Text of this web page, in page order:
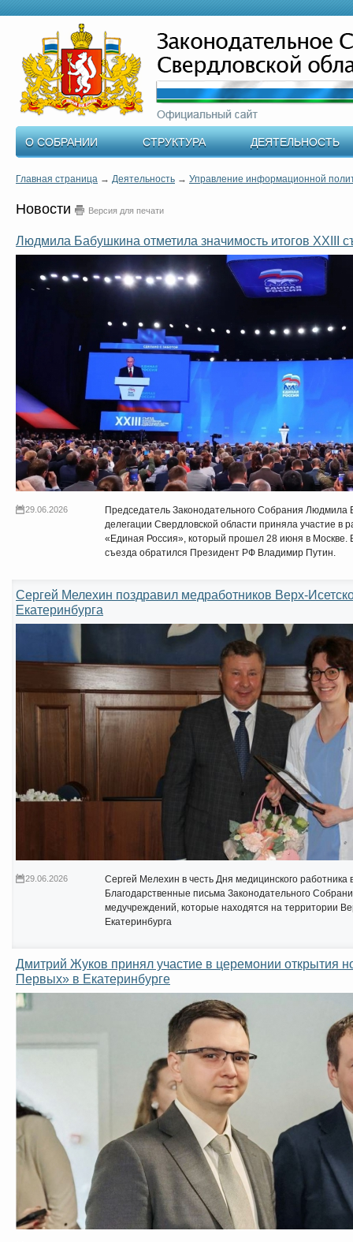
О СОБРАНИИ СТРУКТУРА ДЕЯТЕЛЬНОСТЬ
Главная страница → Деятельность → Управление информационной
Новости Версия для печати
Людмила Бабушкина отметила значимость итогов XXIII
29.06.2026
Председатель Законодательного Собрания
делегации Свердловской области приняла участие в
«Единая Россия», который прошел 28 июня в Москве.
съезда обратился Президент РФ Владимир Путин.
Сергей Мелехин поздравил медработников Верх-
Екатеринбурга
29.06.2026
Сергей Мелехин в честь Дня медицинского
Благодарственные письма Законодательного
медучреждений, которые находятся на территории
Екатеринбурга
Дмитрий Жуков принял участие в церемонии открытия
Первых» в Екатеринбурге